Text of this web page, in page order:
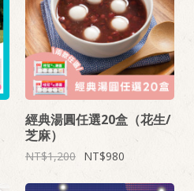
經典湯圓任選20盒（花生/
芝麻）
1,200 980